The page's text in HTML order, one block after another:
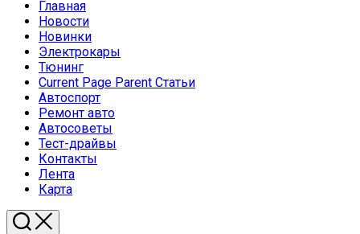
Главная
Новости
Новинки
Электрокары
Тюнинг
Current Page Parent Статьи
Автоспорт
Ремонт авто
Автосоветы
Тест-драйвы
Контакты
Лента
Карта